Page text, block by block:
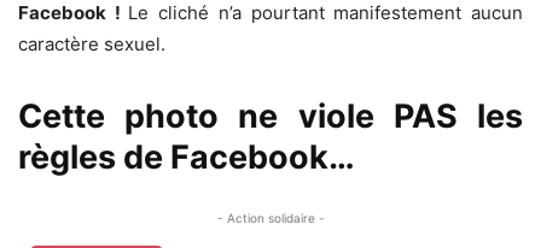
Facebook ! Le cliché n’a pourtant manifestement aucun
caractère sexuel.
Cette photo ne viole PAS les
règles de Facebook…
- Action solidaire -